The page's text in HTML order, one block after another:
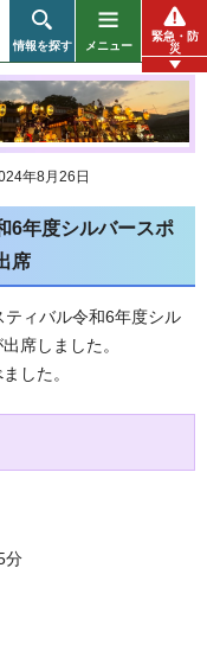
情報を探す メニュー
緊急・防
災
年8月26日
6年度シルバースポ
席
ィバル令和6年度シル
席しました。
した。
分